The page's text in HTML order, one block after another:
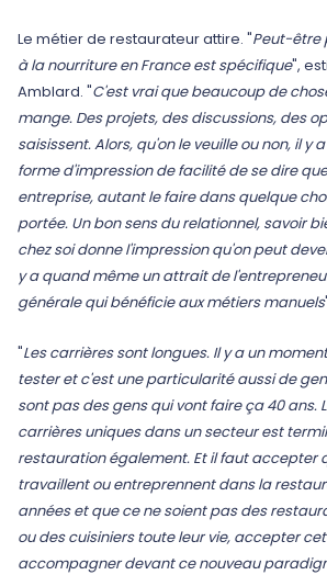
Le métier de restaurateur attire. "Peut-être
à la nourriture en France est spécifique",
Amblard. "C'est vrai que beaucoup de
mange. Des projets, des discussions, des
saisissent. Alors, qu'on le veuille ou non, il y
forme d'impression de facilité de se dire
entreprise, autant le faire dans quelque
portée. Un bon sens du relationnel, savoir
chez soi donne l'impression qu'on peut
y a quand même un attrait de
générale qui bénéficie aux métiers manuels
"Les carrières sont longues. Il y a un
tester et c'est une particularité aussi de
sont pas des gens qui vont faire ça 40 ans.
carrières uniques dans un secteur est
restauration également. Et il faut accepter
travaillent ou entreprennent dans la
années et que ce ne soient pas des
ou des cuisiniers toute leur vie, accepter
accompagner devant ce nouveau